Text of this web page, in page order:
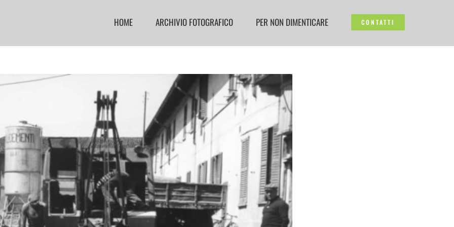
HOME ARCHIVIO FOTOGRAFICO PER NON DIMENTICARE CONTATTI